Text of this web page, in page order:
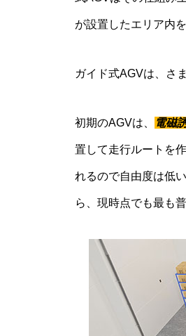
が設置したエリア内
ガイド式AGVは、さ
初期のAGVは、 電磁
置して走行ルートを
れるので自由度は低
ら、現時点でも最も